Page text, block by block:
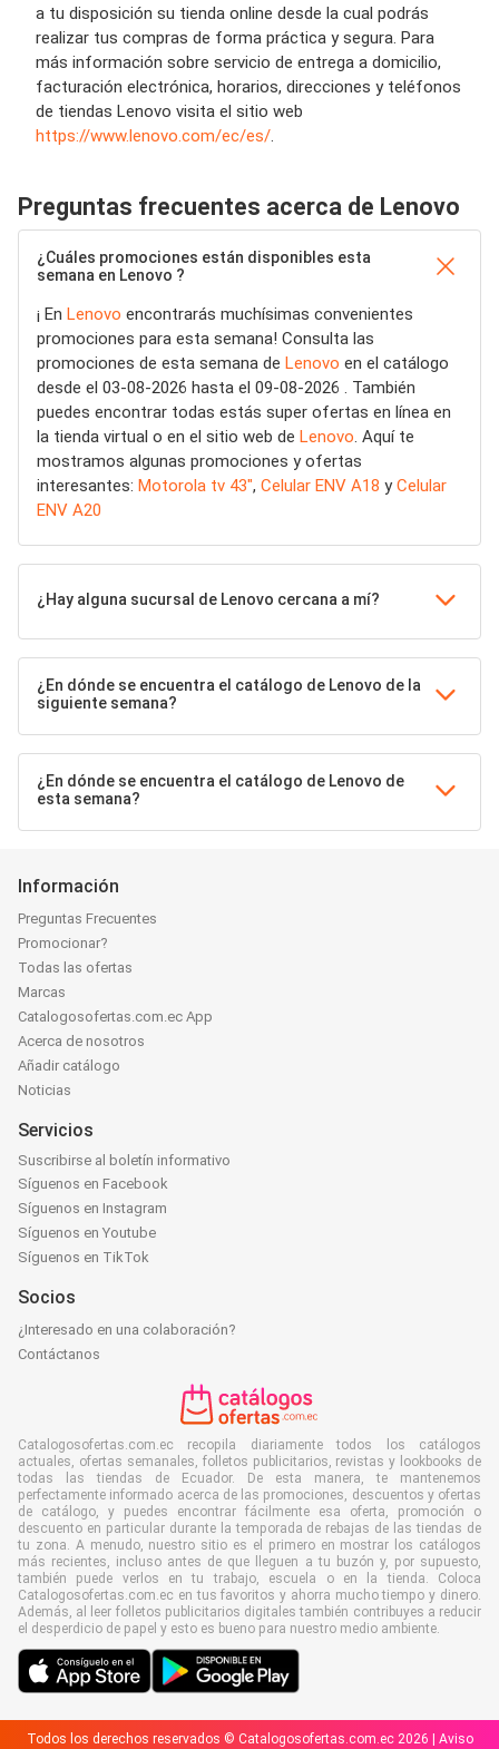
a tu disposición su tienda online desde la cual podrás
realizar tus compras de forma práctica y segura. Para
más información sobre servicio de entrega a domicilio,
facturación electrónica, horarios, direcciones y teléfonos
de tiendas Lenovo visita el sitio web
https://www.lenovo.com/ec/es/.
Preguntas frecuentes acerca de Lenovo
¿Cuáles promociones están disponibles esta
semana en Lenovo ?
¡ En Lenovo encontrarás muchísimas convenientes
promociones para esta semana! Consulta las
promociones de esta semana de Lenovo en el catálogo
desde el 03-08-2026 hasta el 09-08-2026 . También
puedes encontrar todas estás super ofertas en línea en
la tienda virtual o en el sitio web de Lenovo. Aquí te
mostramos algunas promociones y ofertas
interesantes: Motorola tv 43", Celular ENV A18 yCelular
ENV A20
¿Hay alguna sucursal de Lenovo cercana a mí?
¿En dónde se encuentra el catálogo de Lenovo de la
siguiente semana?
¿En dónde se encuentra el catálogo de Lenovo de
esta semana?
Información
Preguntas Frecuentes
Promocionar?
Todas las ofertas
Marcas
Catalogosofertas.com.ec App
Acerca de nosotros
Añadir catálogo
Noticias
Servicios
Suscribirse al boletín informativo
Síguenos en Facebook
Síguenos en Instagram
Síguenos en Youtube
Síguenos en TikTok
Socios
¿Interesado en una colaboración?
Contáctanos
Catalogosofertas.com.ec recopila diariamente todos los catálogos
actuales, ofertas semanales, folletos publicitarios, revistas y lookbooks de
todas las tiendas de Ecuador. De esta manera, te mantenemos
perfectamente informado acerca de las promociones, descuentos y ofertas
de catálogo, y puedes encontrar fácilmente esa oferta, promoción o
descuento en particular durante la temporada de rebajas de las tiendas de
tu zona. A menudo, nuestro sitio es el primero en mostrar los catálogos
más recientes, incluso antes de que lleguen a tu buzón y, por supuesto,
también puede verlos en tu trabajo, escuela o en la tienda. Coloca
Catalogosofertas.com.ec en tus favoritos y ahorra mucho tiempo y dinero.
Además, al leer folletos publicitarios digitales también contribuyes a reducir
el desperdicio de papel y esto es bueno para nuestro medio ambiente.
Todos los derechos reservados © Catalogosofertas.com.ec 2026 | Aviso